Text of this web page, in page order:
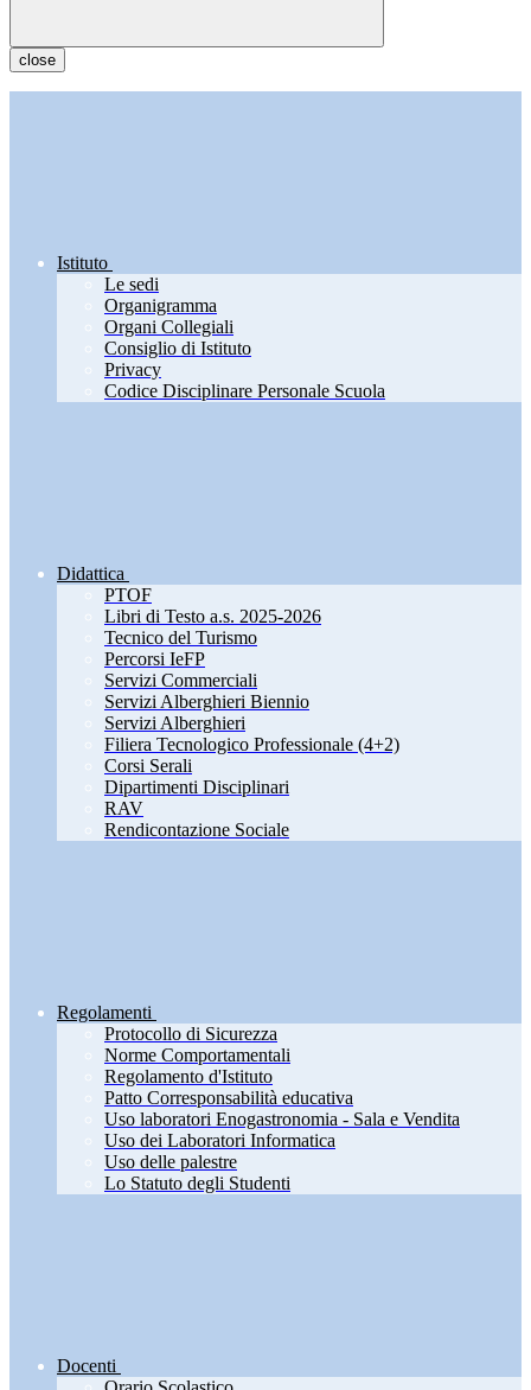
close
Istituto
Le sedi
Organigramma
Organi Collegiali
Consiglio di Istituto
Privacy
Codice Disciplinare Personale Scuola
Didattica
PTOF
Libri di Testo a.s. 2025-2026
Tecnico del Turismo
Percorsi IeFP
Servizi Commerciali
Servizi Alberghieri Biennio
Servizi Alberghieri
Filiera Tecnologico Professionale (4+2)
Corsi Serali
Dipartimenti Disciplinari
RAV
Rendicontazione Sociale
Regolamenti
Protocollo di Sicurezza
Norme Comportamentali
Regolamento d'Istituto
Patto Corresponsabilità educativa
Uso laboratori Enogastronomia - Sala e Vendita
Uso dei Laboratori Informatica
Uso delle palestre
Lo Statuto degli Studenti
Docenti